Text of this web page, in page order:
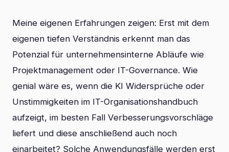
Meine eigenen Erfahrungen zeigen: Erst mit dem
eigenen tiefen Verständnis erkennt man das
Potenzial für unternehmensinterne Abläufe wie
Projektmanagement oder IT-Governance. Wie
genial wäre es, wenn die KI Widersprüche oder
Unstimmigkeiten im IT-Organisationshandbuch
aufzeigt, im besten Fall Verbesserungsvorschläge
liefert und diese anschließend auch noch
einarbeitet? Solche Anwendungsfälle werden erst